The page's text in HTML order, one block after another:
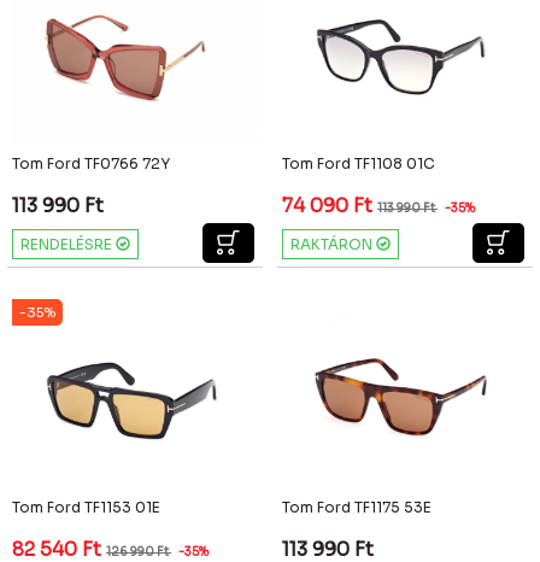
Tom Ford TF0766 72Y
113 990 Ft
RENDELÉSRE
Tom Ford TF1108 01C
74 090 Ft 113 990Ft -35%
RAKTÁRON
-35%
Tom Ford TF1153 01E
82 540 Ft 126 990Ft -35%
Tom Ford TF1175 53E
113 990 Ft